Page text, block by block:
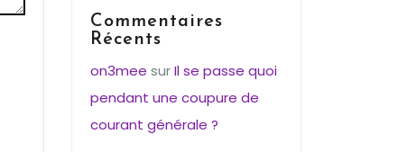
Commentaires
Récents
on3mee surIl se passe quoi
pendant une coupure de
courant générale ?